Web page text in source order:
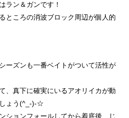
ラン＆ガンです！
ところの消波ブロック周辺が個人的
ーズンも一番ベイトがついて活性が
、真下に確実にいるアオリイカが動
ょう(^_-)-☆
ションフォールしてから着底後、じ